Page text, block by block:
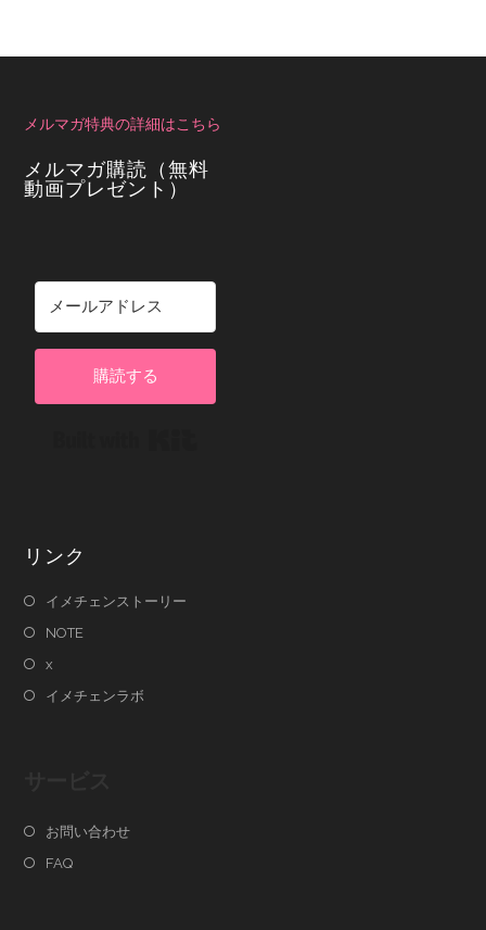
メルマガ特典の詳細はこちら
メルマガ購読（無料
動画プレゼント）
購読する
リンク
イメチェンストーリー
NOTE
x
イメチェンラボ
お問い合わせ
FAQ